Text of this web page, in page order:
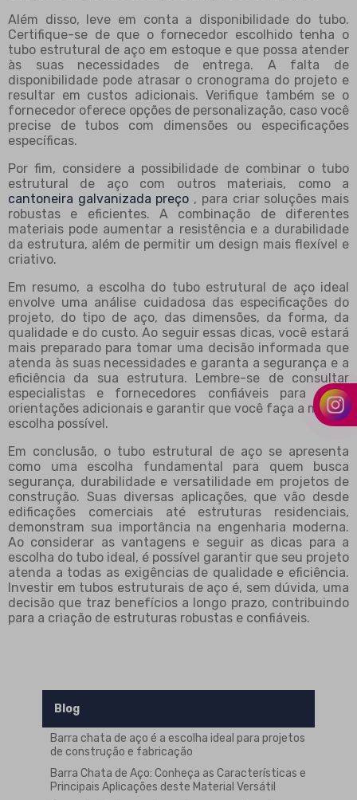
Além disso, leve em conta a disponibilidade do tubo.
Certifique-se de que o fornecedor escolhido tenha o
tubo estrutural de aço em estoque e que possa atender
às suas necessidades de entrega. A falta de
disponibilidade pode atrasar o cronograma do projeto e
resultar em custos adicionais. Verifique também se o
fornecedor oferece opções de personalização, caso você
precise de tubos com dimensões ou especificações
específicas.
Por fim, considere a possibilidade de combinar o tubo
estrutural de aço com outros materiais, como a
cantoneira galvanizada preço , para criar soluções mais
robustas e eficientes. A combinação de diferentes
materiais pode aumentar a resistência e a durabilidade
da estrutura, além de permitir um design mais flexível e
criativo.
Em resumo, a escolha do tubo estrutural de aço ideal
envolve uma análise cuidadosa das especificações do
projeto, do tipo de aço, das dimensões, da forma, da
qualidade e do custo. Ao seguir essas dicas, você estará
mais preparado para tomar uma decisão informada que
atenda às suas necessidades e garanta a segurança e a
eficiência da sua estrutura. Lembre-se de consultar
especialistas e fornecedores confiáveis para obter
orientações adicionais e garantir que você faça a melhor
escolha possível.
Em conclusão, o tubo estrutural de aço se apresenta
como uma escolha fundamental para quem busca
segurança, durabilidade e versatilidade em projetos de
construção. Suas diversas aplicações, que vão desde
edificações comerciais até estruturas residenciais,
demonstram sua importância na engenharia moderna.
Ao considerar as vantagens e seguir as dicas para a
escolha do tubo ideal, é possível garantir que seu projeto
atenda a todas as exigências de qualidade e eficiência.
Investir em tubos estruturais de aço é, sem dúvida, uma
decisão que traz benefícios a longo prazo, contribuindo
para a criação de estruturas robustas e confiáveis.
Blog
Barra chata de aço é a escolha ideal para projetos
de construção e fabricação
Barra Chata de Aço: Conheça as Características e
Principais Aplicações deste Material Versátil